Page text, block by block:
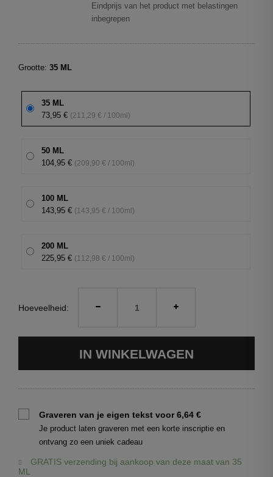
Eindprijs van het product met belastingen
inbegrepen
Grootte: 35 ML
35 ML
73,95 €
(211,29 € / 100ml)
50 ML
104,95 €
(209,90 € / 100ml)
100 ML
143,95 €
(143,95 € / 100ml)
200 ML
225,95 €
(112,98 € / 100ml)
Hoeveelheid:
IN WINKELWAGEN
Graveren van je eigen tekst voor 6,64 €
Je product laten graveren met een korte inscriptie en
ontvang zo een uniek cadeau
GRATIS verzending bij aankoop van deze maat van 35
ML